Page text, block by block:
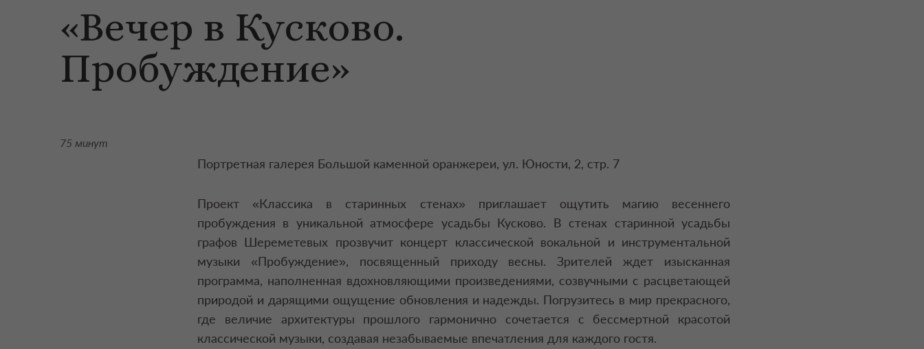
«Вечер в Кусково.
Пробуждение»
75 минут
Портретная галерея Большой каменной оранжереи, ул. Юности, 2, стр. 7
Проект «Классика в старинных стенах» приглашает ощутить магию весеннего
пробуждения в уникальной атмосфере усадьбы Кусково. В стенах старинной усадьбы
графов Шереметевых прозвучит концерт классической вокальной и инструментальной
музыки «Пробуждение», посвященный приходу весны. Зрителей ждет изысканная
программа, наполненная вдохновляющими произведениями, созвучными с расцветающей
природой и дарящими ощущение обновления и надежды. Погрузитесь в мир прекрасного,
где величие архитектуры прошлого гармонично сочетается с бессмертной красотой
классической музыки, создавая незабываемые впечатления для каждого гостя.